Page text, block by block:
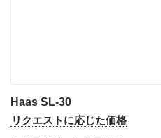
Haas SL-30
リクエストに応じた価格